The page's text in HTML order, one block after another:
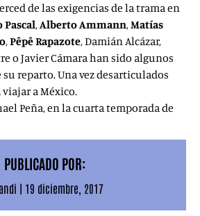
de las exigencias de la trama en
Pascal,Alberto Ammann,Matías
,Pêpê Rapazote, Damián Alcázar,
o Javier Cámara han sido algunos
su reparto. Una vez desarticulados
a México.
PUBLICADO POR:
| 19 diciembre, 2017